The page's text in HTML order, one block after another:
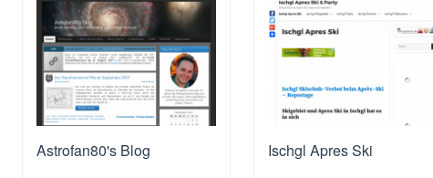
Astrofan80's Blog Ischgl Apres Ski